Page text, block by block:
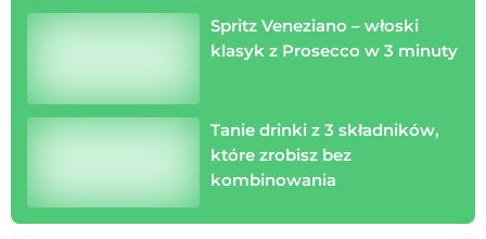
Spritz Veneziano – włoski
klasyk z Prosecco w 3 minuty
Tanie drinki z 3 składników,
które zrobisz bez
kombinowania